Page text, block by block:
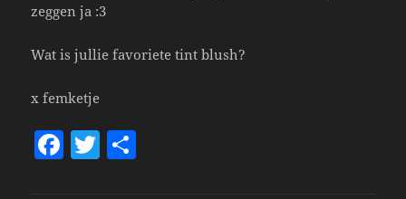
zeggen ja :3
Wat is jullie favoriete tint blush?
x femketje
F T